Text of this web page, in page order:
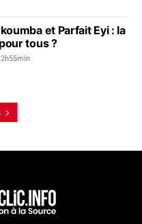
et Parfait Eyi : la
tous ?